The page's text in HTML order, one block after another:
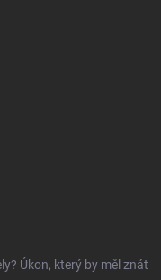
Úkon, který by měl znát